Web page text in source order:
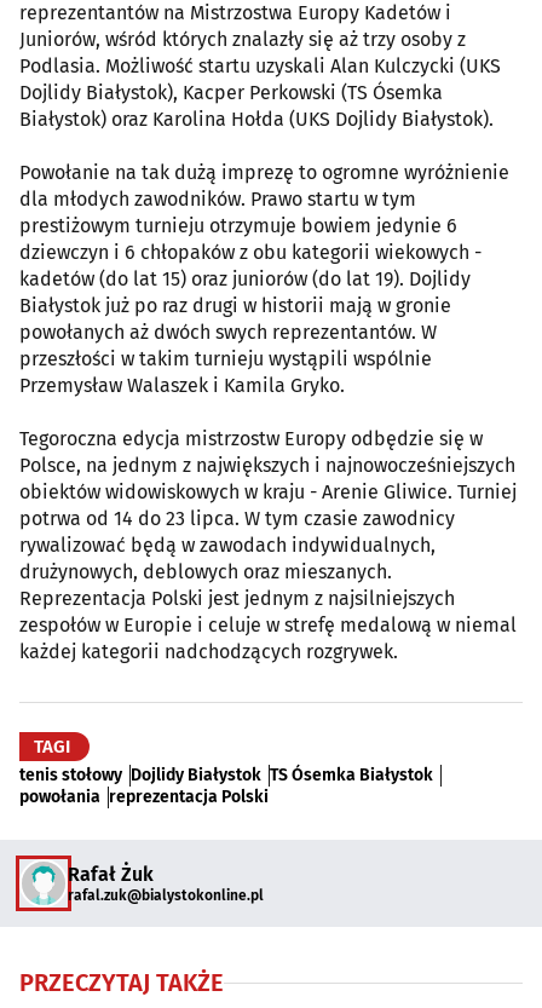
reprezentantów na Mistrzostwa Europy Kadetów i
Juniorów, wśród których znalazły się aż trzy osoby z
Podlasia. Możliwość startu uzyskali Alan Kulczycki (UKS
Dojlidy Białystok), Kacper Perkowski (TS Ósemka
Białystok) oraz Karolina Hołda (UKS Dojlidy Białystok).
Powołanie na tak dużą imprezę to ogromne wyróżnienie
dla młodych zawodników. Prawo startu w tym
prestiżowym turnieju otrzymuje bowiem jedynie 6
dziewczyn i 6 chłopaków z obu kategorii wiekowych -
kadetów (do lat 15) oraz juniorów (do lat 19). Dojlidy
Białystok już po raz drugi w historii mają w gronie
powołanych aż dwóch swych reprezentantów. W
przeszłości w takim turnieju wystąpili wspólnie
Przemysław Walaszek i Kamila Gryko.
Tegoroczna edycja mistrzostw Europy odbędzie się w
Polsce, na jednym z największych i najnowocześniejszych
obiektów widowiskowych w kraju - Arenie Gliwice. Turniej
potrwa od 14 do 23 lipca. W tym czasie zawodnicy
rywalizować będą w zawodach indywidualnych,
drużynowych, deblowych oraz mieszanych.
Reprezentacja Polski jest jednym z najsilniejszych
zespołów w Europie i celuje w strefę medalową w niemal
każdej kategorii nadchodzących rozgrywek.
TAGI
tenis stołowy Dojlidy Białystok TS Ósemka Białystok
powołania reprezentacja Polski
Rafał Żuk
rafal.zuk@bialystokonline.pl
PRZECZYTAJ TAKŻE